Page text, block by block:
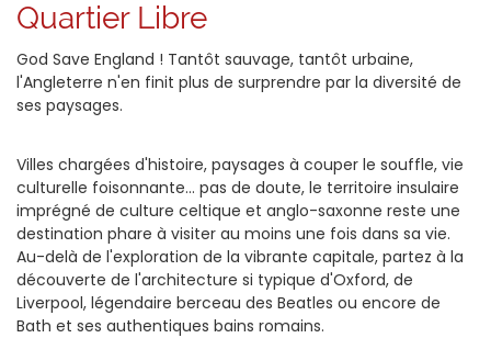
Quartier Libre
God Save England ! Tantôt sauvage, tantôt urbaine,
l'Angleterre n'en finit plus de surprendre par la diversité de
ses paysages.
Villes chargées d'histoire, paysages à couper le souffle, vie
culturelle foisonnante... pas de doute, le territoire insulaire
imprégné de culture celtique et anglo-saxonne reste une
destination phare à visiter au moins une fois dans sa vie.
Au-delà de l'exploration de la vibrante capitale, partez à la
découverte de l'architecture si typique d'Oxford, de
Liverpool, légendaire berceau des Beatles ou encore de
Bath et ses authentiques bains romains.